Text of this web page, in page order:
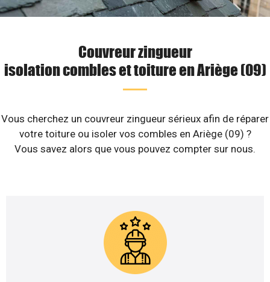
Couvreur zingueur
isolation combles et toiture en Ariège (09)
Vous cherchez un couvreur zingueur sérieux afin de réparer
votre toiture ou isoler vos combles en Ariège (09) ?
Vous savez alors que vous pouvez compter sur nous.